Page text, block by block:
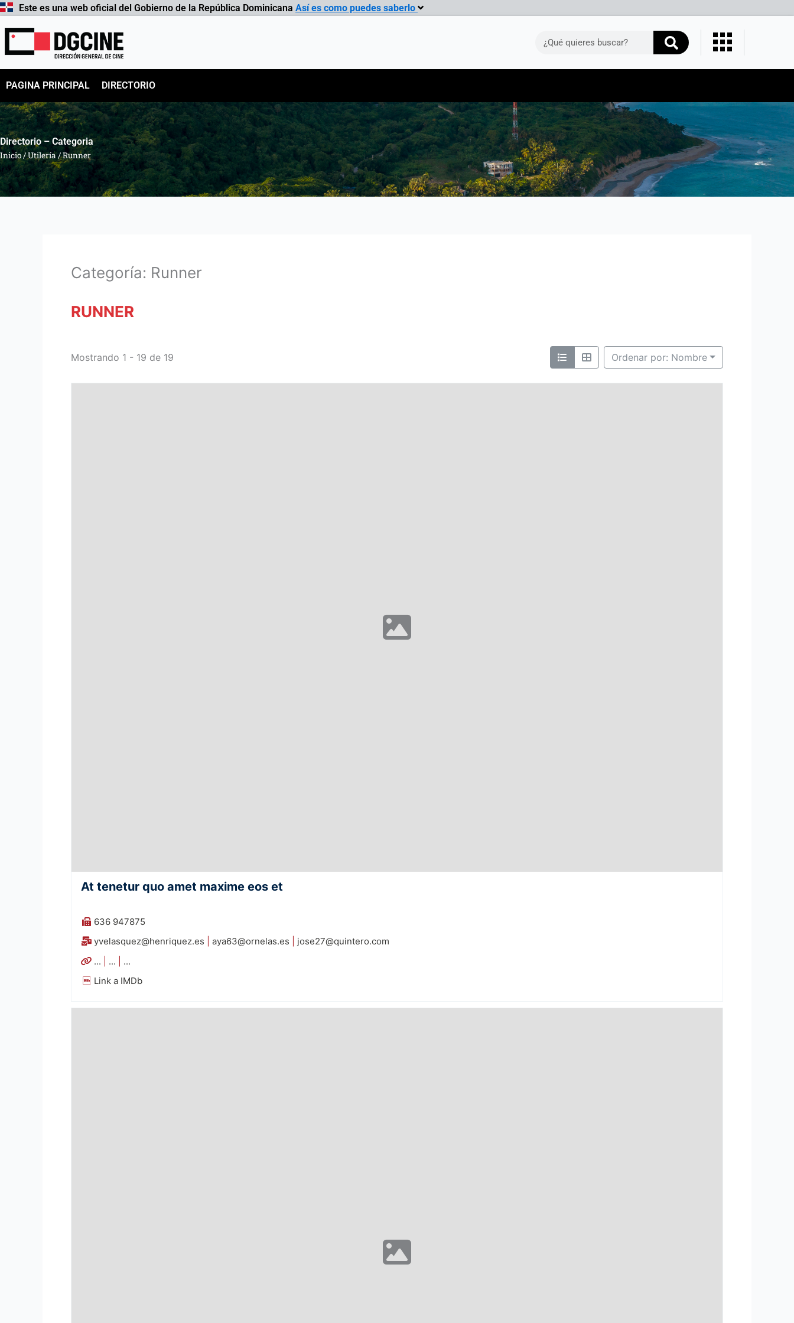
Ir
contenido
Este es una web oficial del Gobierno de la República Dominicana Así es como puedes saberlo
Buscar
PAGINA PRINCIPAL DIRECTORIO
Directorio – Categoria
Inicio/Utilería/Runner
Categoría: Runner
RUNNER
Mostrando 1 - 19 de 19 Ordenar por: Nombre
At tenetur quo amet maxime eos et
636 947875
yvelasquez@henriquez.es
aya63@ornelas.es
jose27@quintero.com
...
...
...
Link a IMDb